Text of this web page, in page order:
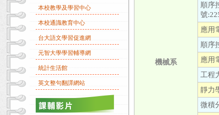
本校教學及學習中心
本校通識教育中心
台大語文學習促進網
元智大學學習輔導網
統計生活館
英文整句翻譯網站
機械系
順
號
應用
順
應用
工程
靜力
微積